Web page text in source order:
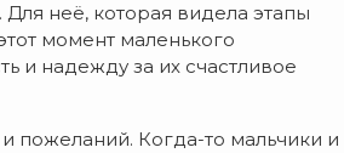
неё, которая видела этапы
момент маленького
и надежду за их счастливое
пожеланий. Когда-то мальчики и